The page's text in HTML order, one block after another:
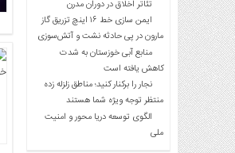
تئاتر اخلاق در دوران مدرن
ایمن سازی خط ۱۶ اینچ تزریق گاز
مارون در پی حادثه نشت و آتش‌سوزی
منابع آبی خوزستان به شدت
کاهش یافته است
نجار را برکنار کنید؛ مناطق زلزله زده
منتظر توجه ویژه شما هستند
الگوی توسعه دریا محور و امنیت
ملی